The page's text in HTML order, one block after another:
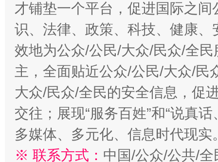
才铺垫一个平台，促进国际之
识、法律、政策、科技、健康
效地为公众/公民/大众/民众/全
主，全面贴近公众/公民/大众/民
大众/民众/全民的安全信息，促
交往；展现“服务百姓”和“说真
多媒体、多元化、信息时代现实
※ 联系方式： 中国/公众/公共/